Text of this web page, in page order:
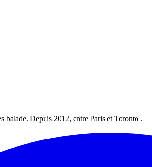
balade. Depuis 2012, entre Paris et Toronto .